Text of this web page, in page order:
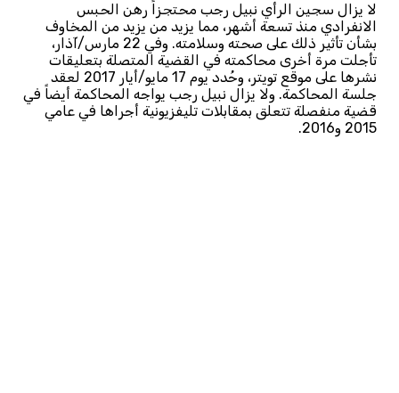
لا يزال سجين الرأي نبيل رجب محتجزاً رهن الحبس
الانفرادي منذ تسعة أشهر، مما يزيد من يزيد من المخاوف
بشأن تأثير ذلك على صحته وسلامته. وفي 22 مارس/آذار،
تأجلت مرة أخرى محاكمته في القضية المتصلة بتعليقات
نشرها على موقع تويتر، وحُدد يوم 17 مايو/أيار 2017 لعقد
جلسة المحاكمة. ولا يزال نبيل رجب يواجه المحاكمة أيضاً في
قضية منفصلة تتعلق بمقابلات تليفزيونية أجراها في عامي
2015 و2016.